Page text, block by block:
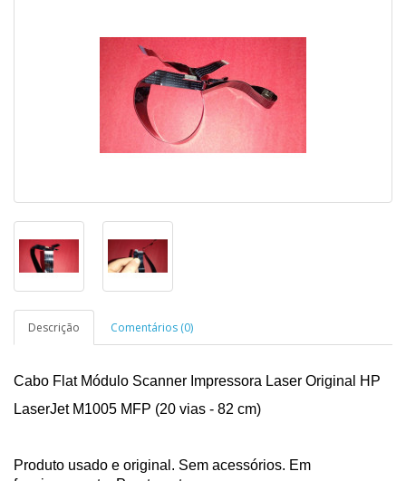
Descrição Comentários (0)
Cabo Flat Módulo Scanner Impressora Laser Original HP
LaserJet M1005 MFP (20 vias - 82 cm)
Produto usado e original. Sem acessórios. Em